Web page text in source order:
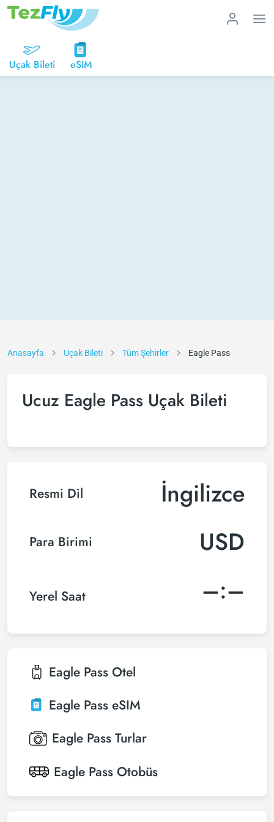
Uçak Bileti eSIM
Anasayfa Uçak Bileti Tüm Şehirler Eagle Pass
Ucuz Eagle Pass Uçak Bileti
Resmi Dil İngilizce
Para Birimi USD
Yerel Saat –:–
Eagle Pass Otel
Eagle Pass eSIM
Eagle Pass Turlar
Eagle Pass Otobüs